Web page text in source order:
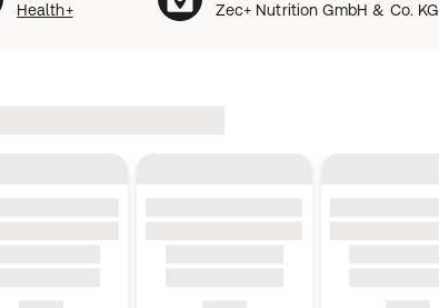
Health+
Zec+ Nutrition GmbH & Co. KG